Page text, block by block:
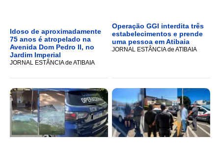
Idoso de aproximadamente
75 anos é atropelado na
Avenida Dom Pedro II, no
Jardim Imperial
JORNAL ESTÂNCIA de ATIBAIA
Operação GGI interdita três
estabelecimentos e prende
uma pessoa em Atibaia
JORNAL ESTÂNCIA de ATIBAIA